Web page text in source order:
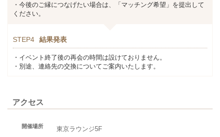
・今後のご縁につなげたい場合は、「マッチング希望」を提出して
ください。
STEP4 結果発表
・イベント終了後の再会の時間は設けておりません。
・別途、連絡先の交換についてご案内いたします。
アクセス
開催場所
東京ラウンジ5F